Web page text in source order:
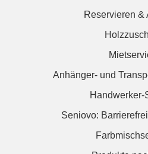
Reservieren &
Anhänger- und
Handwerker-
Seniovo: